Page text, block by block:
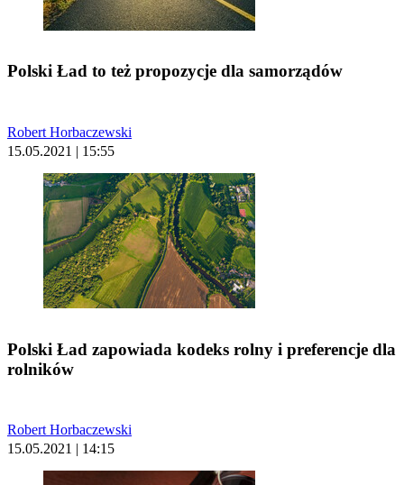
Polski Ład to też propozycje dla samorządów
Robert Horbaczewski
15.05.2021 | 15:55
Polski Ład zapowiada kodeks rolny i preferencje dla
rolników
Robert Horbaczewski
15.05.2021 | 14:15